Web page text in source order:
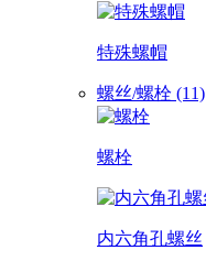
特殊螺帽
螺丝/螺栓 (11)
螺栓
内六角孔螺丝